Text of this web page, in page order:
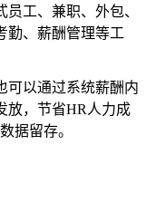
工、兼职、外包、
勤、薪酬管理等工
可以通过系统薪酬内
放，节省HR人力成
据留存。